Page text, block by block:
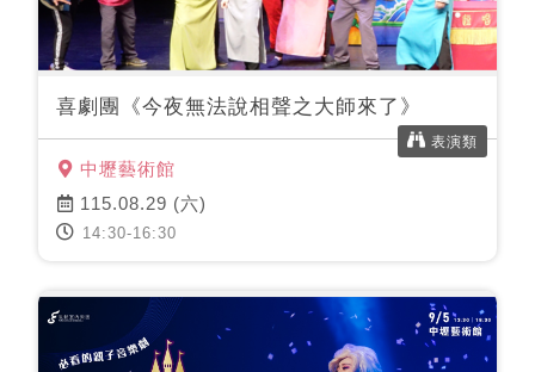
喜劇團《今夜無法說相聲之大師來了》
中壢藝術館
表演類
115.08.29 (六)
14:30-16:30